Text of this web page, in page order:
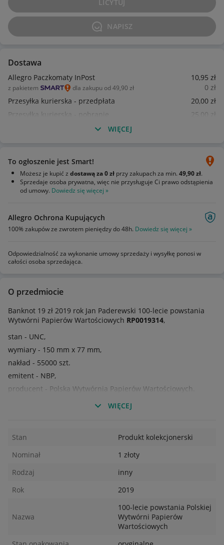
NAPISZ
LICYTUJ
Dostawa
Allegro Paczkomaty InPost 10,95 zł
z pakietem dla zakupu od 49,90 zł 0 zł
Przesyłka kurierska - przedpłata
20,00 zł
Przesyłka kurierska - pobranie
25 ,00
zł
WIĘCEJ
To ogłoszenie jest Smart!
Możesz je kupić z dostawą za 0 zł przy zakupach za min. 49,90 zł.
Sprzedaje osoba prywatna, więc nie przysługuje Ci prawo odstąpienia
od umowy. Dowiedz się więcej »
Allegro Ochrona Kupujących
100% zakupów ze zwrotem pieniędzy do 48h. Dowiedz się więcej »
Odpowiedzialność za wykonanie umowy sprzedaży i wysyłkę ponosi w
całości osoba sprzedająca.
O przedmiocie
Banknot 19 zł 2019 rok Jan Paderewski 100-lecie powstania
Wytwórni Papierów Wartościowych RP0019314,
stan - UNC,
wymiary - 150 mm x 77 mm,
nakład - 55000 szt.
emitent - NBP,
producent - Polska Wytwórnia Papierów Wartościowych.
WIĘCEJ
Stan
Produkt kolekcjonerski
Nominał
1 złoty
Rodzaj
inny
Rok
2019
Nazwa
100-lecie powstania Polskiej
Wytwórni Papierów
Wartościowych